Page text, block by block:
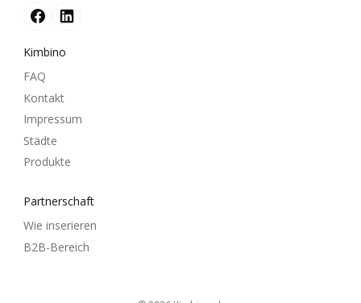
Kimbino
FAQ
Kontakt
Impressum
Städte
Produkte
Partnerschaft
Wie inserieren
B2B-Bereich